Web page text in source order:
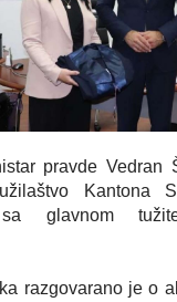
pravde Vedran
Kantona
glavnom
razgovarano je o